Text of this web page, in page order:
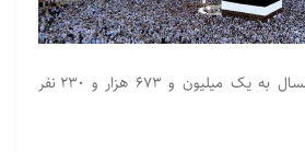
مجموع تعداد حجاج امسال به یک میلیون و ۶۷۳ هزار و ۲۳۰ نفر